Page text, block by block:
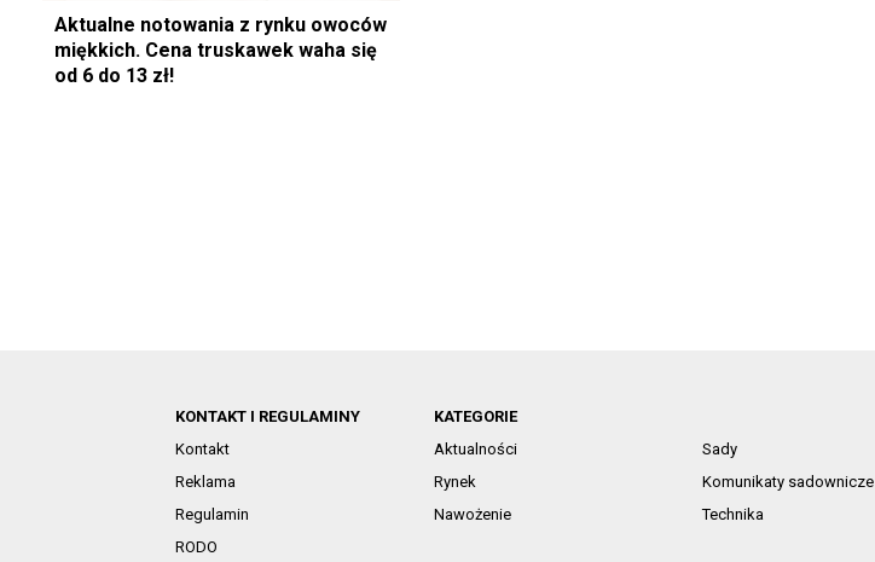
Aktualne notowania z rynku owoców
miękkich. Cena truskawek waha się
od 6 do 13 zł!
KONTAKT I REGULAMINY
Kontakt
Reklama
Regulamin
RODO
KATEGORIE
Aktualności
Sady
Rynek
Komunikaty sadownicze
Nawożenie
Technika